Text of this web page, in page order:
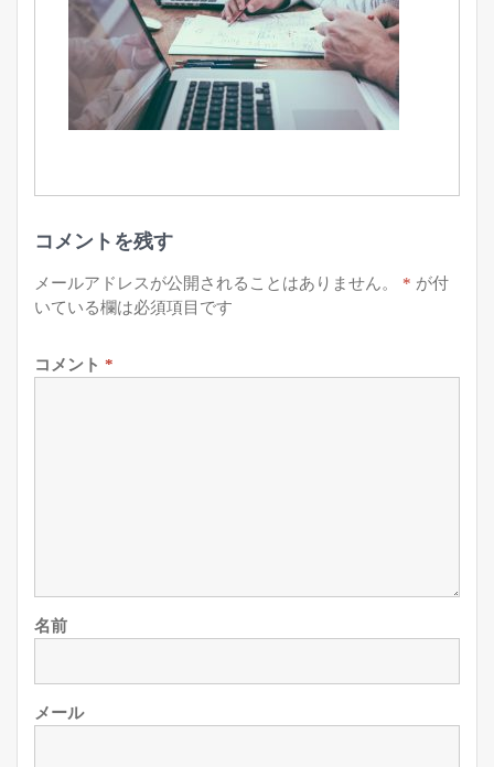
コメントを残す
メールアドレスが公開されることはありません。 * が付
いている欄は必須項目です
コメント *
名前
メール